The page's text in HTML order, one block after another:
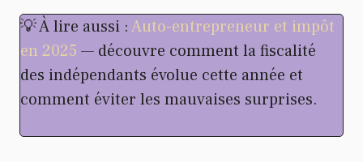
💡 À lire aussi :Auto-entrepreneur et impôt
en 2025 — découvre comment la fiscalité
des indépendants évolue cette année et
comment éviter les mauvaises surprises.